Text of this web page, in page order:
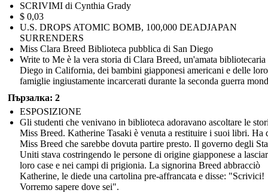
SCRIVIMI di Cynthia Grady
$ 0,03
U.S. DROPS ATOMIC BOMB, 100,000 DEADJAPAN
SURRENDERS
Miss Clara Breed Biblioteca pubblica di San Diego
Write to Me è la vera storia di Clara Breed, un'amata bibliotecaria
Diego in California, dei bambini giapponesi americani e delle loro
famiglie ingiustamente incarcerati durante la seconda guerra
Пързалка: 2
ESPOSIZIONE
Gli studenti che venivano in biblioteca adoravano ascoltare le
Miss Breed. Katherine Tasaki è venuta a restituire i suoi libri. Ha
Miss Breed che sarebbe dovuta partire presto. Il governo degli
Uniti stava costringendo le persone di origine giapponese a
loro case e nei campi di prigionia. La signorina Breed abbracciò
Katherine, le diede una cartolina pre-affrancata e disse: "Scrivici!
Vorremo sapere dove sei".